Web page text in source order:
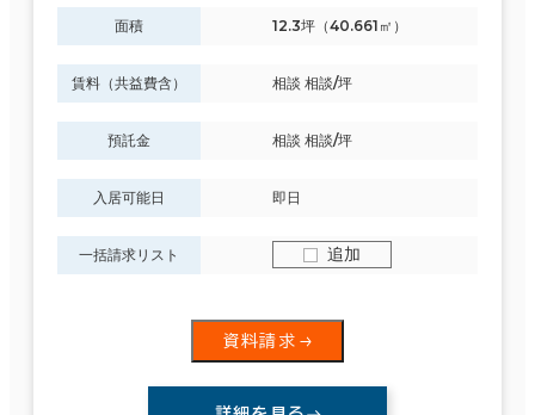
面積 12.3坪（40.661㎡）
賃料（共益費含） 相談 相談/坪
預託金 相談 相談/坪
入居可能日 即日
一括請求リスト 追加
資料請求